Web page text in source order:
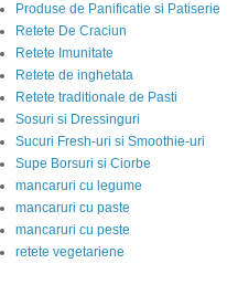
Produse de Panificatie si Patiserie
Retete De Craciun
Retete Imunitate
Retete de inghetata
Retete traditionale de Pasti
Sosuri si Dressinguri
Sucuri Fresh-uri si Smoothie-uri
Supe Borsuri si Ciorbe
mancaruri cu legume
mancaruri cu paste
mancaruri cu peste
retete vegetariene